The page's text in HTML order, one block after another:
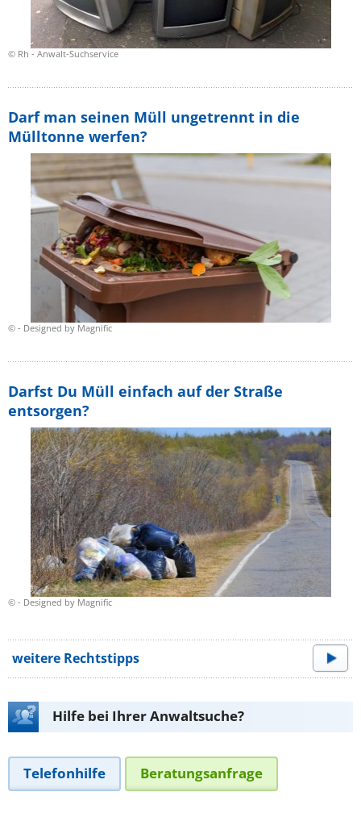
© Rh - Anwalt-Suchservice
© - Designed by Magnific
Darf man seinen Müll ungetrennt in die
Mülltonne werfen?
© - Designed by Magnific
Darfst Du Müll einfach auf der Straße
entsorgen?
weitere Rechtstipps
Hilfe bei Ihrer Anwaltsuche?
Telefonhilfe Beratungsanfrage